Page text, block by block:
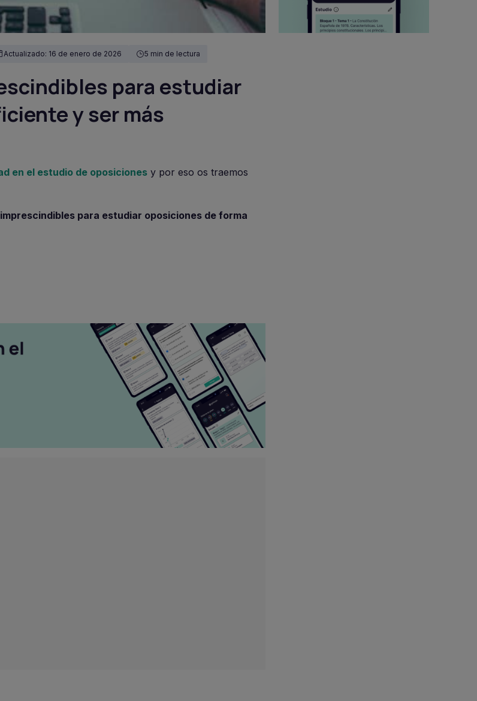
Actualizado: 16 de enero de 2026 5 min de lectura
para estudiar
y ser más
en el estudio de oposiciones y por eso os traemos
para estudiar oposiciones de forma